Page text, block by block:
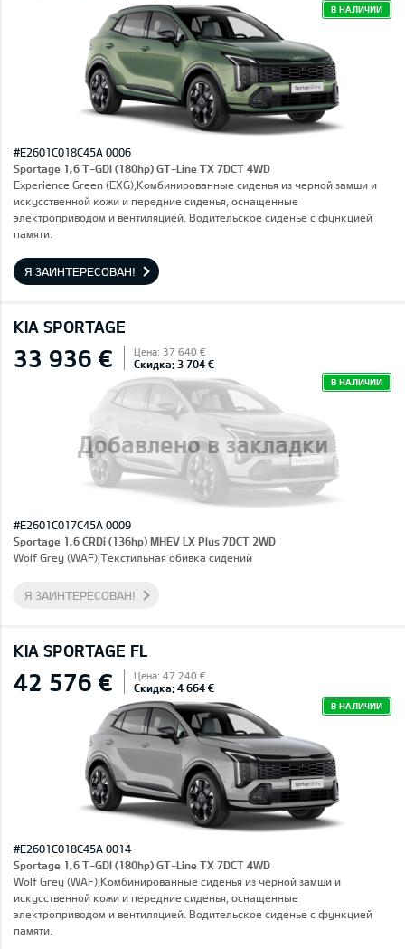
В НАЛИЧИИ
#E2601C018C45A 0006
Sportage 1,6 T-GDI (180hp) GT-Line TX 7DCT 4WD
Experience Green (EXG),Комбинированные сиденья из черной замши и
искусственной кожи и передние сиденья, оснащенные
электроприводом и вентиляцией. Водительское сиденье с функцией
памяти.
Я ЗАИНТЕРЕСОВАН!
KIA SPORTAGE
Добавлено в закладки
33 936 € Цена: 37 640 €
Скидка: 3 704 €
В НАЛИЧИИ
#E2601C017C45A 0009
Sportage 1,6 CRDi (136hp) MHEV LX Plus 7DCT 2WD
Wolf Grey (WAF),Текстильная обивка сидений
Я ЗАИНТЕРЕСОВАН!
KIA SPORTAGE FL
42 576 € Цена: 47 240 €
Скидка: 4 664 €
В НАЛИЧИИ
#E2601C018C45A 0014
Sportage 1,6 T-GDI (180hp) GT-Line TX 7DCT 4WD
Wolf Grey (WAF),Комбинированные сиденья из черной замши и
искусственной кожи и передние сиденья, оснащенные
электроприводом и вентиляцией. Водительское сиденье с функцией
памяти.